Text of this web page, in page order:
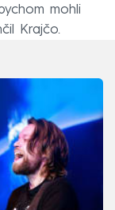
mohli
Krajčo.